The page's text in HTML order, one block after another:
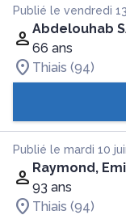
Publié le vendredi
Abdelouhab
66 ans
Thiais (94)
Publié le mardi 10
Raymond,
93 ans
Thiais (94)